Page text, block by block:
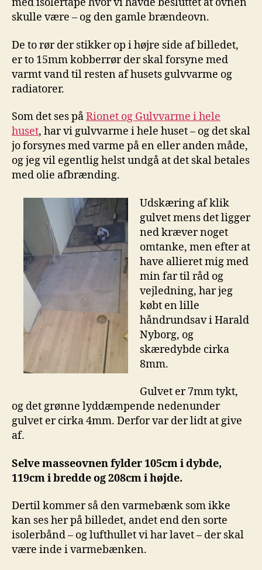
med isolertape hvor vi havde besluttet at ovnen
skulle være – og den gamle brændeovn.
De to rør der stikker op i højre side af billedet,
er to 15mm kobberrør der skal forsyne med
varmt vand til resten af husets gulvvarme og
radiatorer.
Som det ses påRionet og Gulvvarme i hele
huset, har vi gulvvarme i hele huset – og det skal
jo forsynes med varme på en eller anden måde,
og jeg vil egentlig helst undgå at det skal betales
med olie afbrænding.
Udskæring af klik
gulvet mens det ligger
ned kræver noget
omtanke, men efter at
have allieret mig med
min far til råd og
vejledning, har jeg
købt en lille
håndrundsav i Harald
Nyborg, og
skæredybde cirka
8mm.
Gulvet er 7mm tykt,
og det grønne lyddæmpende nedenunder
gulvet er cirka 4mm. Derfor var der lidt at give
af.
Selve masseovnen fylder 105cm i dybde,
119cm i bredde og 208cm i højde.
Dertil kommer så den varmebænk som ikke
kan ses her på billedet, andet end den sorte
isolerbånd – og lufthullet vi har lavet – der skal
være inde i varmebænken.